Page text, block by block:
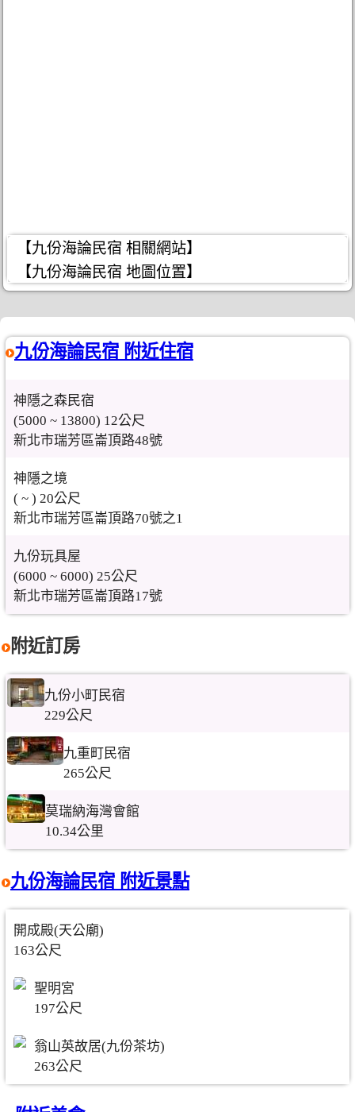
【九份海論民宿 相關網站】
【九份海論民宿 地圖位置】
九份海論民宿 附近住宿
神隱之森民宿
(5000 ~ 13800) 12公尺
新北市瑞芳區崙頂路48號
神隱之境
( ~ ) 20公尺
新北市瑞芳區崙頂路70號之1
九份玩具屋
(6000 ~ 6000) 25公尺
新北市瑞芳區崙頂路17號
附近訂房
九份小町民宿
229公尺
九重町民宿
265公尺
莫瑞納海灣會館
10.34公里
九份海論民宿 附近景點
開成殿(天公廟)
163公尺
聖明宮
197公尺
翁山英故居(九份茶坊)
263公尺